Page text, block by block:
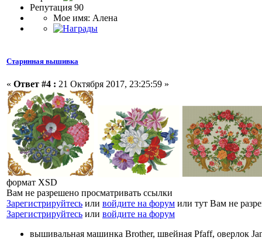
Репутация 90
Мое имя: Алена
Старинная вышивка
« Ответ #4 : 21 Октября 2017, 23:25:59 »
формат XSD
Вам не разрешено просматривать ссылки
Зарегистрируйтесь или войдите на форум или тут Вам не
Зарегистрируйтесь или войдите на форум
вышивальная машинка Brother, швейная Pfaff, оверлок